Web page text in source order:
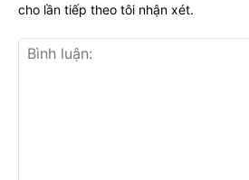
cho lần tiếp theo tôi nhận xét.